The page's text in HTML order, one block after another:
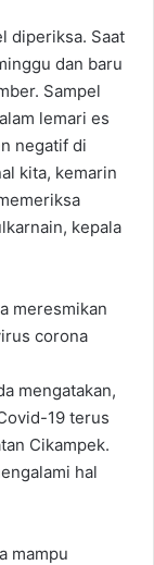
diperiksa. Saat
dan baru
Sampel
lemari es
negatif di
kita, kemarin
kepala
meresmikan
corona
mengatakan,
19 terus
Cikampek.
hal
mampu